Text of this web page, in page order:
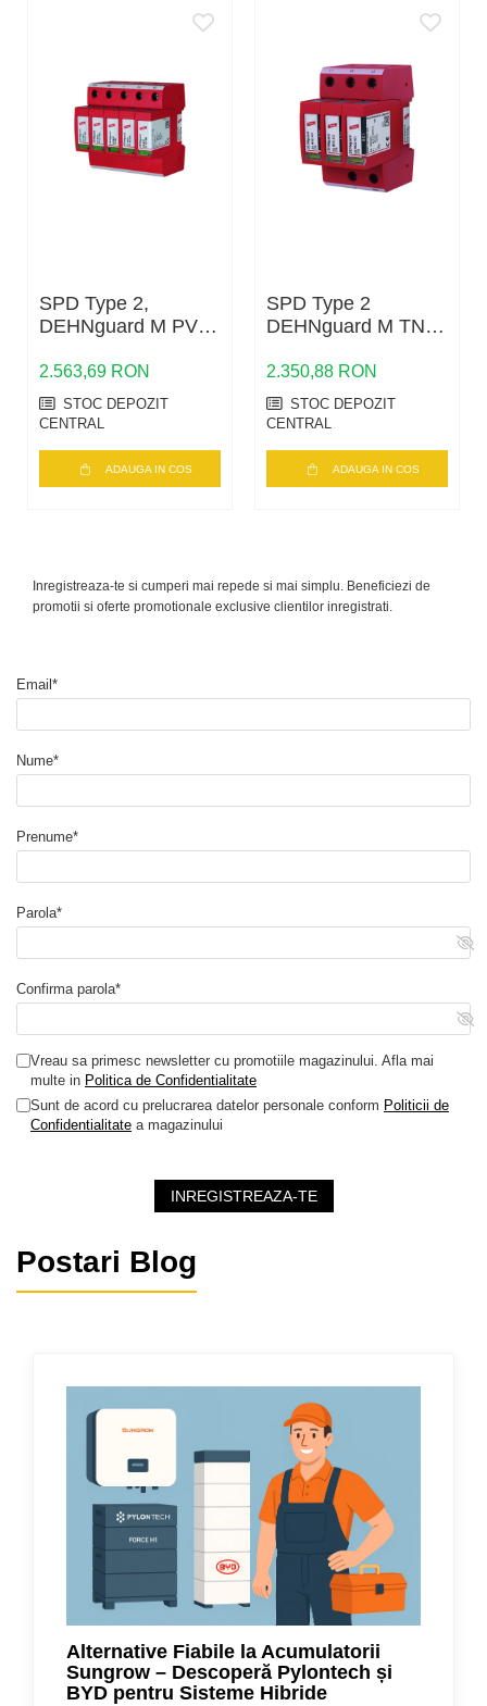
semnalizarea starii de functionare sau a unei defectiuni.
SPD Type 2,
DEHNguard M PV2
2.563,69 RON
STOC DEPOZIT
CENTRAL
ADAUGA IN COS
SPD Type 2
DEHNguard M TNC
2.350,88 RON
STOC DEPOZIT
CENTRAL
ADAUGA IN COS
Inregistreaza-te si cumperi mai repede si mai simplu. Beneficiezi de
promotii si oferte promotionale exclusive clientilor inregistrati.
Email*
Nume*
Prenume*
Parola*
Confirma parola*
Vreau sa primesc newsletter cu promotiile magazinului. Afla mai
multe in Politica de Confidentialitate
Sunt de acord cu prelucrarea datelor personale conform Politicii de
Confidentialitate a magazinului
INREGISTREAZA-TE
Postari Blog
Alternative Fiabile la Acumulatorii
Sungrow – Descoperă Pylontech și
BYD pentru Sisteme Hibride